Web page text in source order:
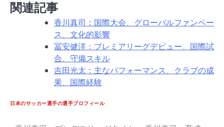
関連記事
香川真司：国際大会、グローバルファンベー
ス、文化的影響
冨安健洋：プレミアリーグデビュー、国際試
合、守備スキル
吉田光太：主なパフォーマンス、クラブの成
果、国際経験
日本のサッカー選手の選手プロフィール